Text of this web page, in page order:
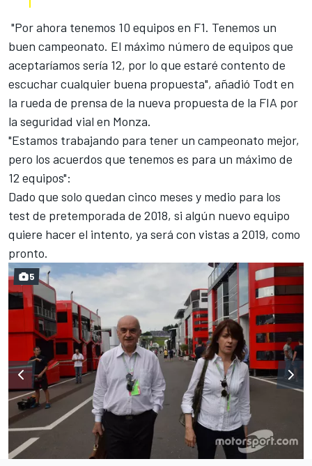
"Por ahora tenemos 10 equipos en F1. Tenemos un
buen campeonato. El máximo número de equipos que
aceptaríamos sería 12, por lo que estaré contento de
escuchar cualquier buena propuesta", añadió Todt en
la rueda de prensa de la nueva propuesta de la FIA por
la seguridad vial en Monza.
"Estamos trabajando para tener un campeonato mejor,
pero los acuerdos que tenemos es para un máximo de
12 equipos":
Dado que solo quedan cinco meses y medio para los
test de pretemporada de 2018, si algún nuevo equipo
quiere hacer el intento, ya será con vistas a 2019, como
pronto.
5